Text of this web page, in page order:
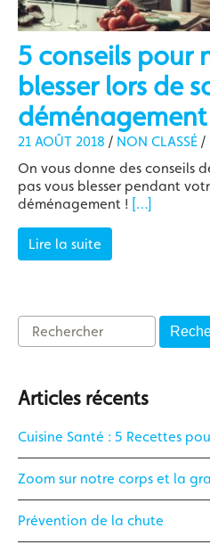
5 conseils pour
blesser lors de
déménagement
21 AOÛT 2018 / NON CLASSÉ /
On vous donne des conseils
pas vous blesser pendant
déménagement ! […]
Lire la suite
Articles récents
Cuisine Santé : 5 Recettes
Zoom sur notre corps et la
Prévention de la chute